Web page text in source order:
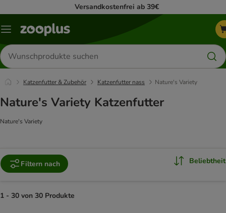
Versandkostenfrei ab 39€
Menü
Produkte
suchen
Katzenfutter & Zubehör Katzenfutter nass Nature's Variety
Nature's Variety Katzenfutter
Nature's Variety
Filtern nach Beliebtheit
1 - 30 von 30 Produkte